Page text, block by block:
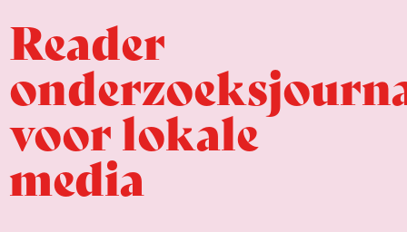
Reader
voor lokale
media